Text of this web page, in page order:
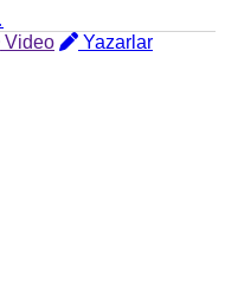
Video
Yazarlar